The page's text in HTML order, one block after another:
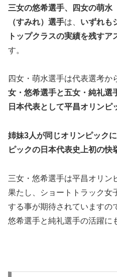
三女の悠希選手、 四女の萌水
（すみれ）選手は、 いずれも
トップクラスの実績を残すア
す。
四女・萌水選手は代表選考か
女・悠希選手と五女・純礼選
日本代表として平昌オリンピ
姉妹3人が同じオリンピック
ピックの 日本代表史上初の快
三女・悠希選手は平昌オリン
果たし、ショートトラック女
する事が期待されていますの
悠希選手と純礼選手の活躍に